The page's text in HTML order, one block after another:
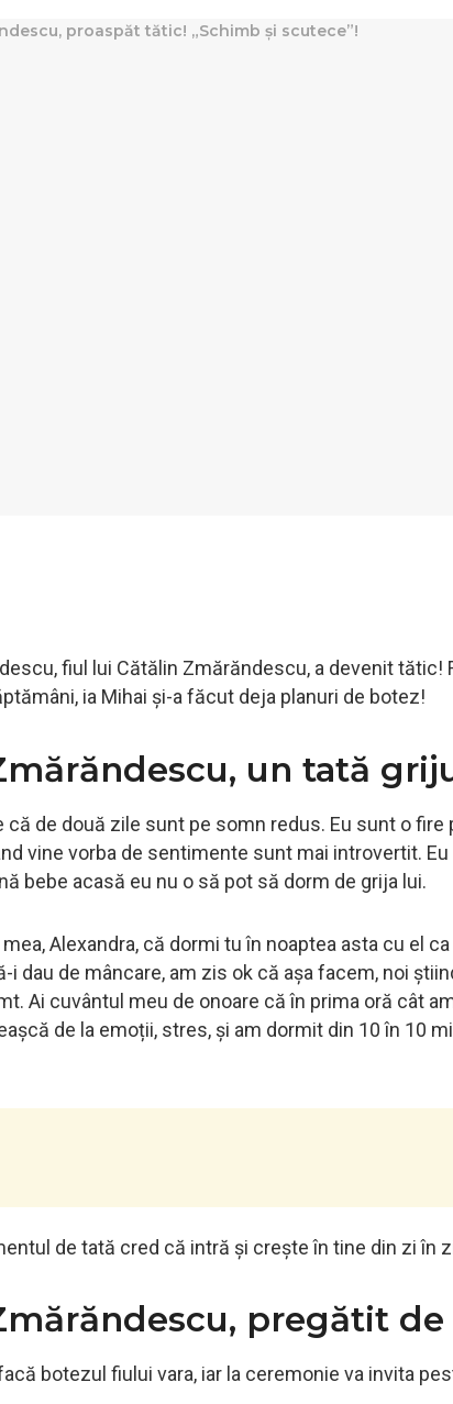
fiul lui Cătălin Zmărăndescu, a devenit tătic!
ia Mihai și-a făcut deja planuri de botez!
un tată
că de două zile sunt pe somn redus. Eu sunt o fire
vine vorba de sentimente sunt mai introvertit.
bebe acasă eu nu o să pot să dorm de grija lui.
Alexandra, că dormi tu în noaptea asta cu el
i dau de mâncare, am zis ok că așa facem, noi
Ai cuvântul meu de onoare că în prima oră cât
de la emoții, stres, și am dormit din 10 în 10
de tată cred că intră și crește în tine din zi în
pregătit de
botezul fiului vara, iar la ceremonie va invita